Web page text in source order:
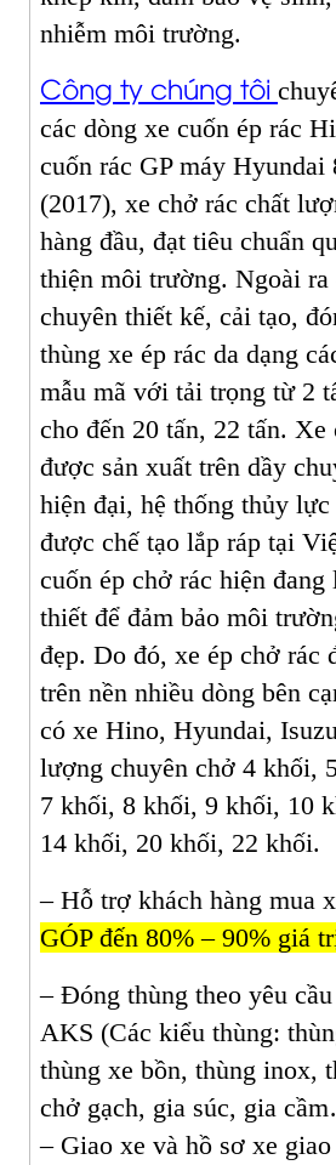
nhiễm môi trường.
Công ty chúng tôi
các dòng xe cuốn ép rác
cuốn rác GP máy Hyundai
(2017), xe chở rác chất
hàng đầu, đạt tiêu chuẩn
thiện môi trường. Ngoài ra
chuyên thiết kế, cải tạo,
thùng xe ép rác da dạng
mẫu mã với tải trọng từ 2
cho đến 20 tấn, 22 tấn. Xe
được sản xuất trên dầy
hiện đại, hệ thống thủy lực
được chế tạo lắp ráp tại
cuốn ép chở rác hiện đang
thiết để đảm bảo môi
đẹp. Do đó, xe ép chở rác
trên nền nhiều dòng bên
có xe Hino, Hyundai,
lượng chuyên chở 4 khối,
7 khối, 8 khối, 9 khối, 10
14 khối, 20 khối, 22 khối.
– Hỗ trợ khách hàng mua
GÓP đến 80% – 90% giá
– Đóng thùng theo yêu
AKS (Các kiểu thùng:
thùng xe bồn, thùng inox,
chở gạch, gia súc, gia
– Giao xe và hồ sơ xe